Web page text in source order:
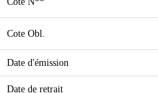
Cote Obl.
Date d'émission
Date de retrait